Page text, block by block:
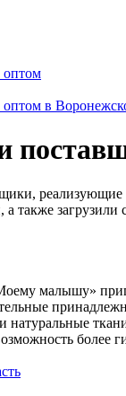
оптом
в
а также
малышу»
натуральные
более